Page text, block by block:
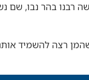
רבנו בהר נבו, שם
למשה רבנו ואומרים לו -עברו למעלה מ-2000 שנה מאז שהמן רצה